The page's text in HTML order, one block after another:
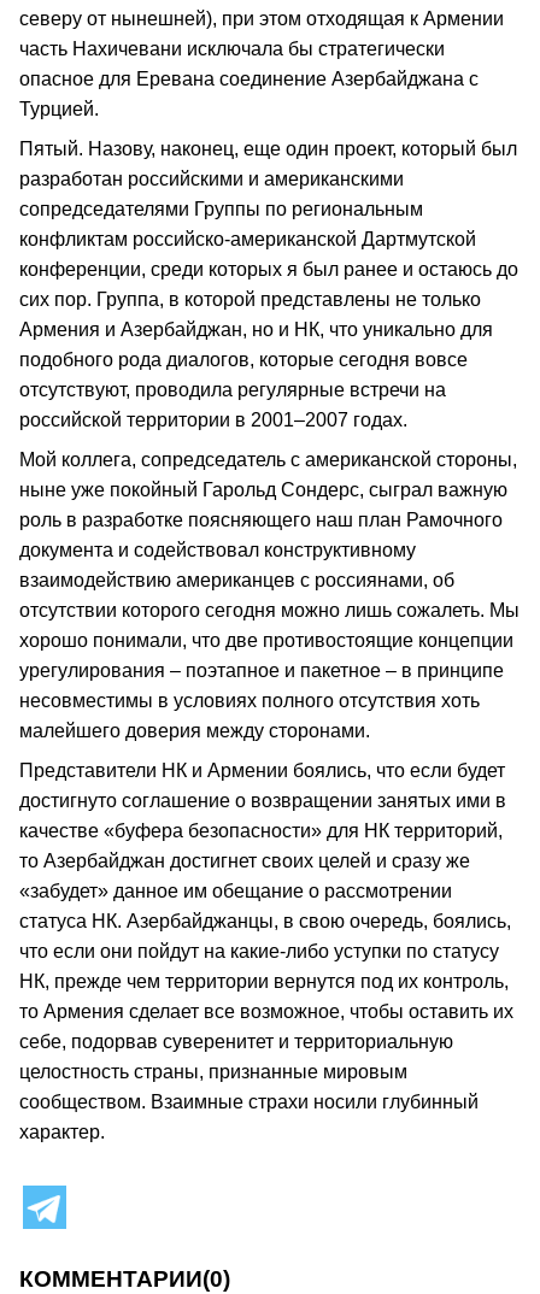
северу от нынешней), при этом отходящая к Армении
часть Нахичевани исключала бы стратегически
опасное для Еревана соединение Азербайджана с
Турцией.
Пятый. Назову, наконец, еще один проект, который был
разработан российскими и американскими
сопредседателями Группы по региональным
конфликтам российско-американской Дартмутской
конференции, среди которых я был ранее и остаюсь до
сих пор. Группа, в которой представлены не только
Армения и Азербайджан, но и НК, что уникально для
подобного рода диалогов, которые сегодня вовсе
отсутствуют, проводила регулярные встречи на
российской территории в 2001–2007 годах.
Мой коллега, сопредседатель с американской стороны,
ныне уже покойный Гарольд Сондерс, сыграл важную
роль в разработке поясняющего наш план Рамочного
документа и содействовал конструктивному
взаимодействию американцев с россиянами, об
отсутствии которого сегодня можно лишь сожалеть. Мы
хорошо понимали, что две противостоящие концепции
урегулирования – поэтапное и пакетное – в принципе
несовместимы в условиях полного отсутствия хоть
малейшего доверия между сторонами.
Представители НК и Армении боялись, что если будет
достигнуто соглашение о возвращении занятых ими в
качестве «буфера безопасности» для НК территорий,
то Азербайджан достигнет своих целей и сразу же
«забудет» данное им обещание о рассмотрении
статуса НК. Азербайджанцы, в свою очередь, боялись,
что если они пойдут на какие-либо уступки по статусу
НК, прежде чем территории вернутся под их контроль,
то Армения сделает все возможное, чтобы оставить их
себе, подорвав суверенитет и территориальную
целостность страны, признанные мировым
сообществом. Взаимные страхи носили глубинный
характер.
КОММЕНТАРИИ(0)